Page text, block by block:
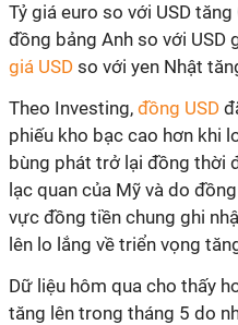
Tỷ giá euro so với USD
đồng bảng Anh so với USD
giá USD so với yen Nhật
Theo Investing, đồng USD
phiếu kho bạc cao hơn khi
bùng phát trở lại đồng thời
lạc quan của Mỹ và do
vực đồng tiền chung ghi
lên lo lắng về triển vọng
Dữ liệu hôm qua cho thấy
tăng lên trong tháng 5 do